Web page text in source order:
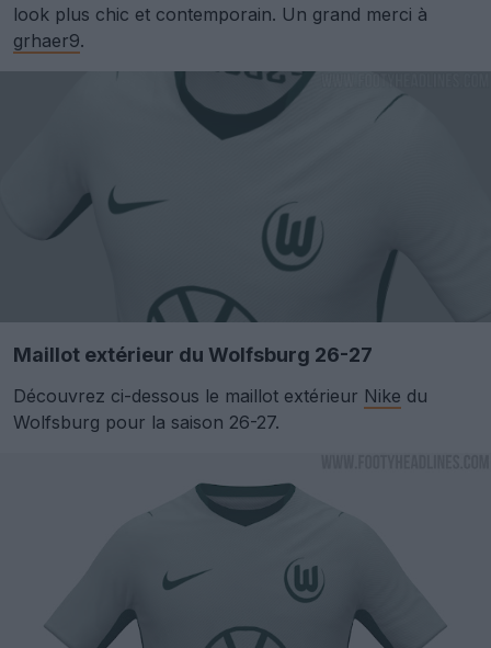
look plus chic et contemporain. Un grand merci à
grhaer9.
Maillot extérieur du Wolfsburg 26-27
Découvrez ci-dessous le maillot extérieur Nike du
Wolfsburg pour la saison 26-27.